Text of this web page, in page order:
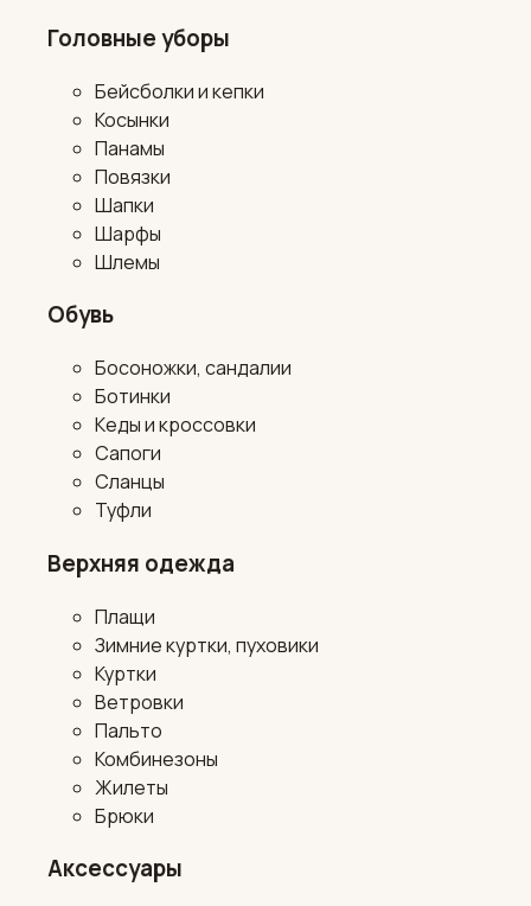
Головные уборы
Бейсболки и кепки
Косынки
Панамы
Повязки
Шапки
Шарфы
Шлемы
Обувь
Босоножки, сандалии
Ботинки
Кеды и кроссовки
Сапоги
Сланцы
Туфли
Верхняя одежда
Плащи
Зимние куртки, пуховики
Куртки
Ветровки
Пальто
Комбинезоны
Жилеты
Брюки
Аксессуары